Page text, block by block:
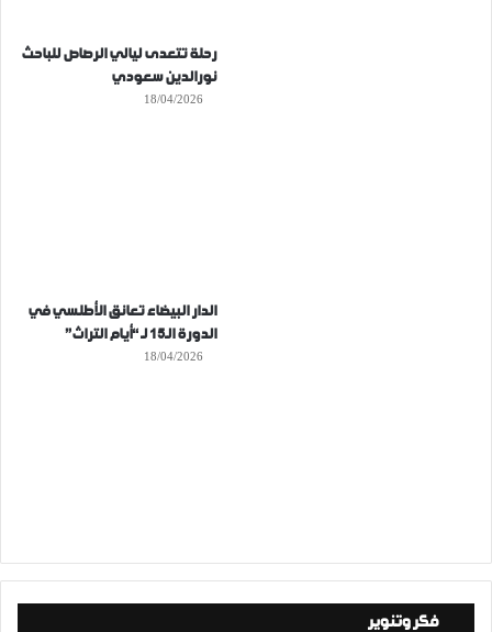
رحلة تتعدى ليالي الرصاص للباحث
نورالدين سعودي
18/04/2026
الدار البيضاء تعانق الأطلسي في
الدورة الـ15 لـ “أيام التراث”
18/04/2026
فكر وتنوير